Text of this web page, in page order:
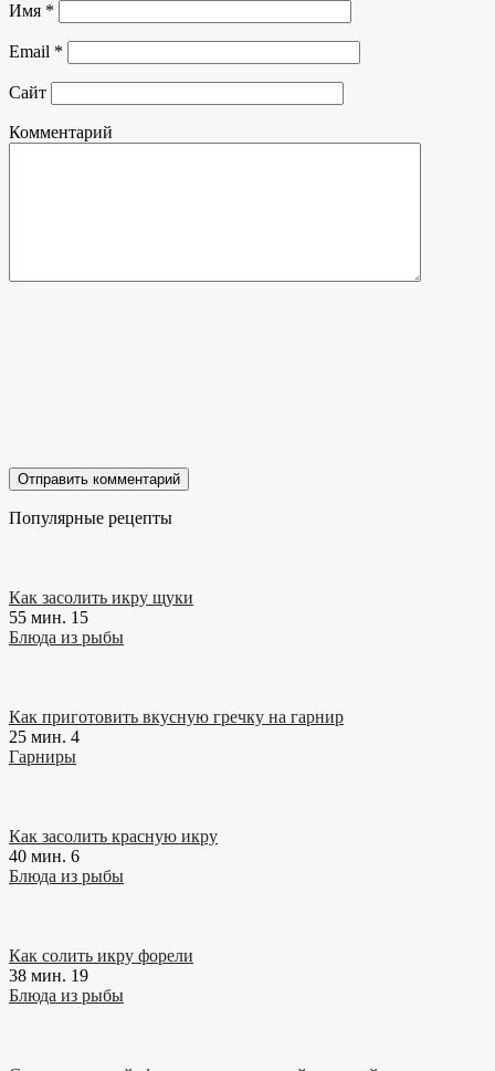
Имя *
Email *
Сайт
Комментарий
Популярные рецепты
Как засолить икру щуки
55 мин. 15
Блюда из рыбы
Как приготовить вкусную гречку на гарнир
25 мин. 4
Гарниры
Как засолить красную икру
40 мин. 6
Блюда из рыбы
Как солить икру форели
38 мин. 19
Блюда из рыбы